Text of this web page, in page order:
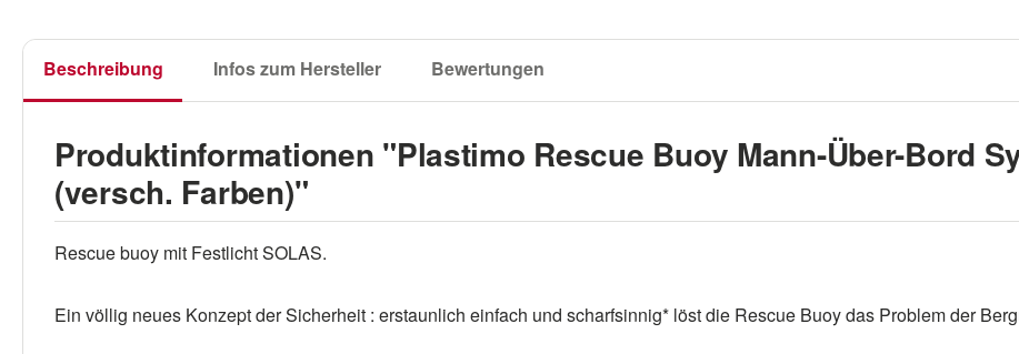
Beschreibung Infos zum Hersteller Bewertungen
Produktinformationen "Plastimo Rescue Buoy Mann-Über-Bord
(versch. Farben)"
Rescue buoy mit Festlicht SOLAS.
Ein völlig neues Konzept der Sicherheit : erstaunlich einfach und scharfsinnig* löst die Rescue Buoy das Problem der